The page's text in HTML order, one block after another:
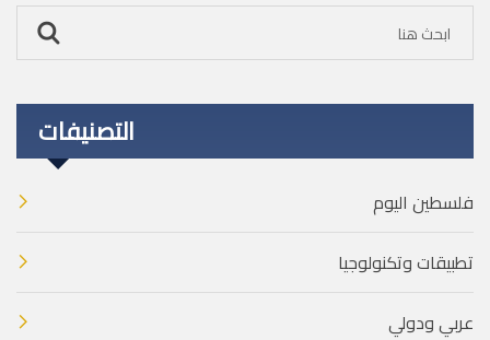
التصنيفات
فلسطين اليوم
تطبيقات وتكنولوجيا
عربي ودولي